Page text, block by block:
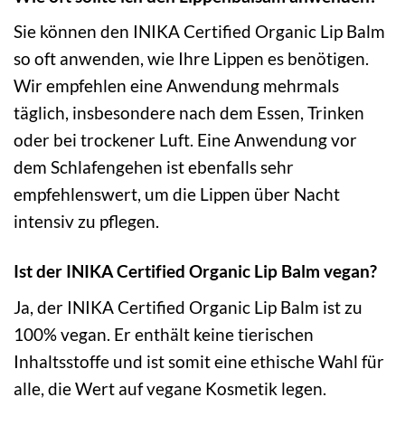
Sie können den INIKA Certified Organic Lip Balm
so oft anwenden, wie Ihre Lippen es benötigen.
Wir empfehlen eine Anwendung mehrmals
täglich, insbesondere nach dem Essen, Trinken
oder bei trockener Luft. Eine Anwendung vor
dem Schlafengehen ist ebenfalls sehr
empfehlenswert, um die Lippen über Nacht
intensiv zu pflegen.
Ist der INIKA Certified Organic Lip Balm vegan?
Ja, der INIKA Certified Organic Lip Balm ist zu
100% vegan. Er enthält keine tierischen
Inhaltsstoffe und ist somit eine ethische Wahl für
alle, die Wert auf vegane Kosmetik legen.